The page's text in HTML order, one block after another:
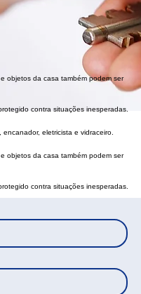
eletricista e vidraceiro.
objetos da casa também podem ser
contra situações inesperadas.
eletricista e vidraceiro.
objetos da casa também podem ser
contra situações inesperadas.